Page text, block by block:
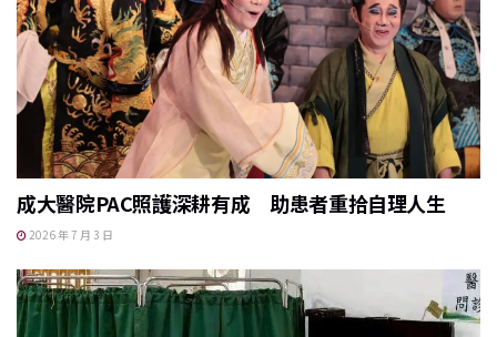
成大醫院PAC照護深耕有成 助患者重拾自理人生
2026 年 7 月 3 日